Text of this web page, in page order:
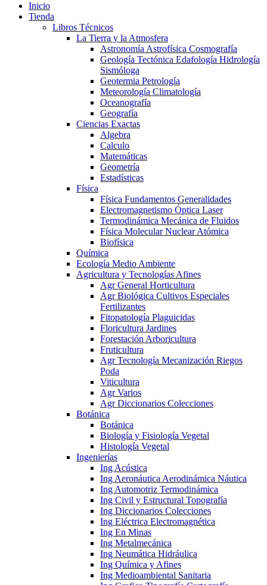
Inicio
Tienda
Libros Técnicos
La Tierra y la Atmosfera
Astronomía Astrofísica Cosmografía
Geología Tectónica Edafología Hidrología
Sismóloga
Geotermia Petrología
Meteorología Climatología
Oceanografía
Geografía
Ciencias Exactas
Algebra
Calculo
Matemáticas
Geometría
Estadísticas
Física
Física Fundamentos Generalidades
Electromagnetismo Óptica Laser
Termodinámica Mecánica de Fluidos
Física Molecular Nuclear Atómica
Biofísica
Química
Ecología Medio Ambiente
Agricultura y Tecnologías Afines
Agr General Horticultura
Agr Biológica Cultivos Especiales
Fertilizantes
Fitopatología Plaguicidas
Floricultura Jardines
Forestación Arboricultura
Fruticultura
Agr Tecnología Mecanización Riegos
Poda
Viticultura
Agr Varios
Agr Diccionarios Colecciones
Botánica
Botánica
Biología y Fisiología Vegetal
Histología Vegetal
Ingenierías
Ing Acústica
Ing Aeronáutica Aerodinámica Náutica
Ing Automotriz Termodinámica
Ing Civil y Estructural Topografía
Ing Diccionarios Colecciones
Ing Eléctrica Electromagnética
Ing En Minas
Ing Metalmecánica
Ing Neumática Hidráulica
Ing Química y Afines
Ing Medioambiental Sanitaria